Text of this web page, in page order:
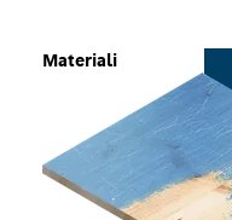
Materiali